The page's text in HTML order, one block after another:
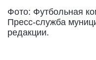
Фото: Футбольная
Пресс-служба
редакции.